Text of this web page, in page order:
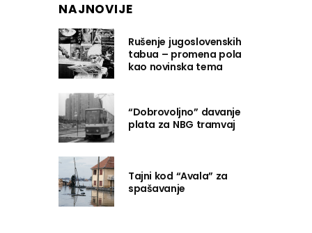
NAJNOVIJE
Rušenje jugoslovenskih
tabua – promena pola
kao novinska tema
“Dobrovoljno” davanje
plata za NBG tramvaj
Tajni kod “Avala” za
spašavanje